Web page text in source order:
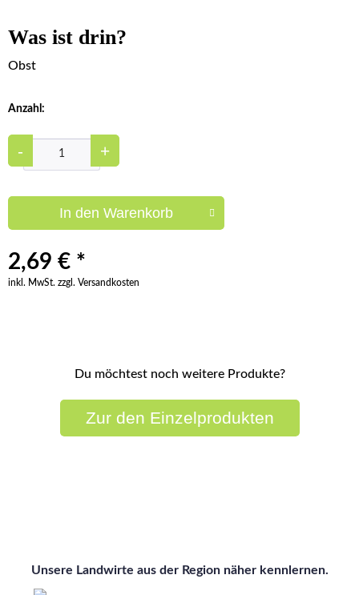
Was ist drin?
Obst
Anzahl:
- +
In den Warenkorb
2,69 € *
inkl. MwSt. zzgl. Versandkosten
Du möchtest noch weitere Produkte?
Zur den Einzelprodukten
Unsere Landwirte aus der Region näher kennlernen.